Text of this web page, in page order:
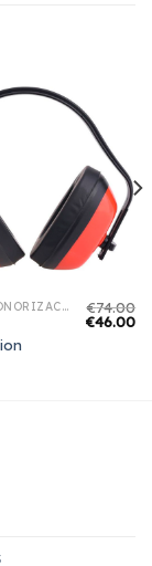
CASCOS INSONORIZACION €74.00
€46.00